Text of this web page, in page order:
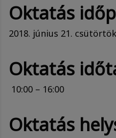
Oktatás
2018. június 21. csütörtök
Oktatás
10:00 – 16:00
Oktatás